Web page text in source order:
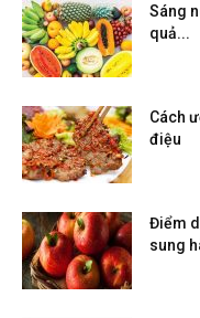
Sáng
quả...
Cách
điệu
Điểm
sung